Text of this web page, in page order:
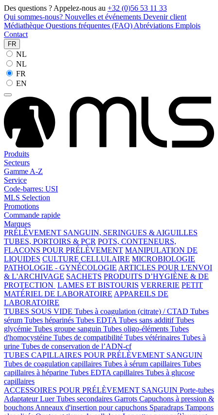
Des questions ? Appelez-nous au +32 (0)56 53 11 33
Qui sommes-nous? Nouvelles et événements Devenir client
Médiathèque Questions fréquentes (FAQ) Abréviations Emplois
Contact
FR
NL
NL
FR
EN
Produits
Secteurs
Gamme A-Z
Service
Code-barres: USI
MLS Selection
Promotions
Commande rapide
Marques
PRÉLÈVEMENT SANGUIN, SERINGUES & AIGUILLES
TUBES, PORTOIRS & PCR POTS, CONTENEURS,
FLACONS POUR PRÉLÈVEMENT MANIPULATION DE
LIQUIDES CULTURE CELLULAIRE MICROBIOLOGIE
PATHOLOGIE - GYNÉCOLOGIE ARTICLES POUR L'ENVOI
& L'ARCHIVAGE SACHETS PRODUITS D’HYGIÈNE & DE
PROTECTION LAMES ET BISTOURIS VERRERIE PETIT
MATÉRIEL DE LABORATOIRE APPAREILS DE
LABORATOIRE
TUBES SOUS VIDE Tubes à coagulation (citrate) / CTAD Tubes
sérum Tubes héparinés Tubes EDTA Tubes sans additifTubes
glycémie Tubes groupe sanguin Tubes oligo-éléments Tubes
d'homocystéine Tubes de compatibilité Tubes vétérinaires Tubes à
urine Tubes de conservation de l’ADN-cf
TUBES CAPILLAIRES POUR PRÉLÈVEMENT SANGUIN
Tubes de coagulation capillaires Tubes à sérum capillaires Tubes
capillaires à héparine Tubes EDTA capillaires Tubes à glucose
capillaires
ACCESSOIRES POUR PRÉLÈVEMENT SANGUIN Porte-tubes
Adaptateur LuerTubes secondaires Garrots Capuchons à pression &
bouchons Anneaux d'insertion pour capuchons Sparadraps Tampons